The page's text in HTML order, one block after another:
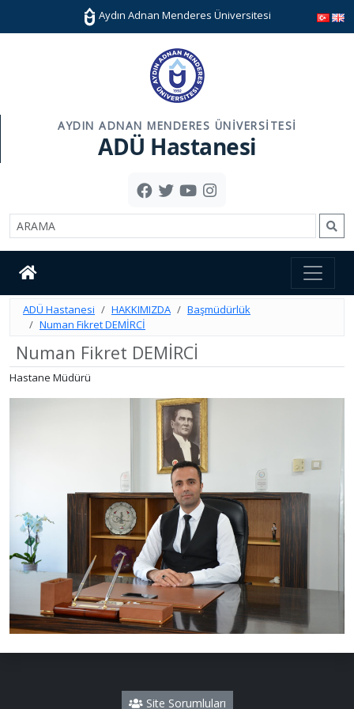
Aydın Adnan Menderes Üniversitesi
AYDIN ADNAN MENDERES ÜNIVERSITESI
ADÜ Hastanesi
ADÜ Hastanesi HAKKIMIZDA
Başmüdürlük
Numan Fikret DEMİRCİ
Numan Fikret DEMİRCİ
Hastane Müdürü
Site Sorumluları